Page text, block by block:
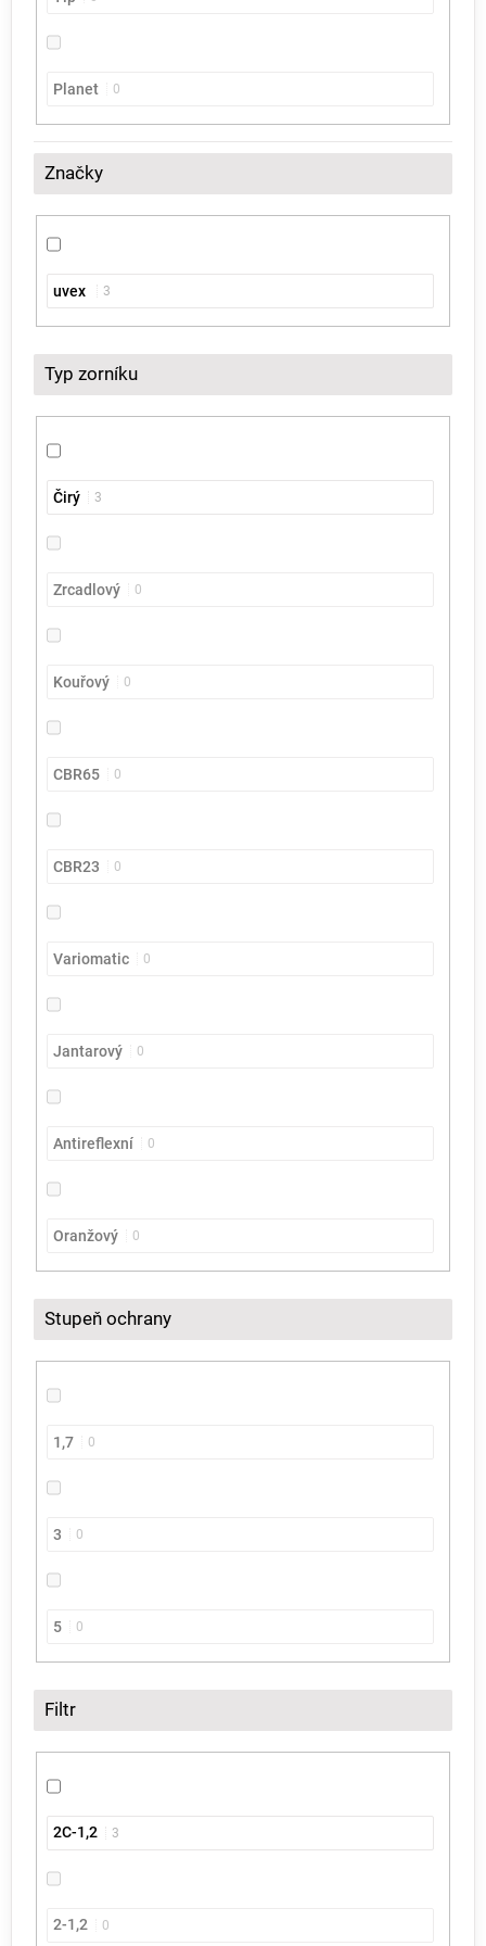
Planet 0
Značky
uvex 3
Typ zorníku
Čirý 3
Zrcadlový 0
Kouřový 0
CBR65 0
CBR23 0
Variomatic 0
Jantarový 0
Antireflexní 0
Oranžový 0
Stupeň ochrany
1,7 0
3 0
5 0
Filtr
2C-1,2 3
2-1,2 0